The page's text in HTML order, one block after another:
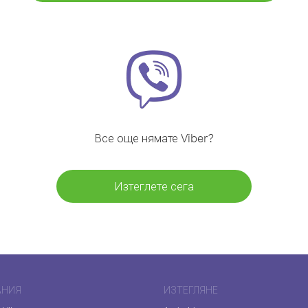
Все още нямате Viber?
Изтеглете сега
ИЗТЕГЛЯНЕ